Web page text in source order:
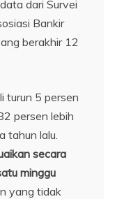
dari Survei
Bankir
berakhir 12
turun 5 persen
persen lebih
tahun lalu.
secara
minggu
yang tidak